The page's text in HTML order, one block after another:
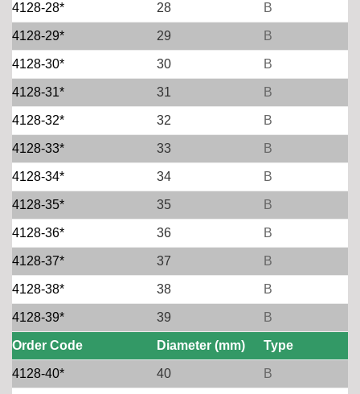
4128-28* 28 B
4128-29* 29 B
4128-30* 30 B
4128-31* 31 B
4128-32* 32 B
4128-33* 33 B
4128-34* 34 B
4128-35* 35 B
4128-36* 36 B
4128-37* 37 B
4128-38* 38 B
4128-39* 39 B
Order Code Diameter (mm) Type
4128-40* 40 B